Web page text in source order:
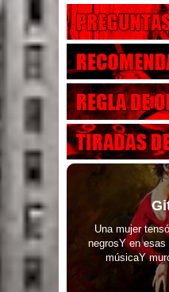
Una mujer
negrosY en esas
músicaY